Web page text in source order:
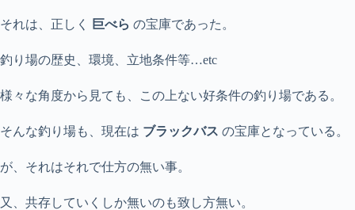
それは、正しく 巨べら の宝庫であった。
釣り場の歴史、環境、立地条件等…etc
様々な角度から見ても、この上ない好条件の釣り場である。
そんな釣り場も、現在は ブラックバス の宝庫となっている。
が、それはそれで仕方の無い事。
又、共存していくしか無いのも致し方無い。